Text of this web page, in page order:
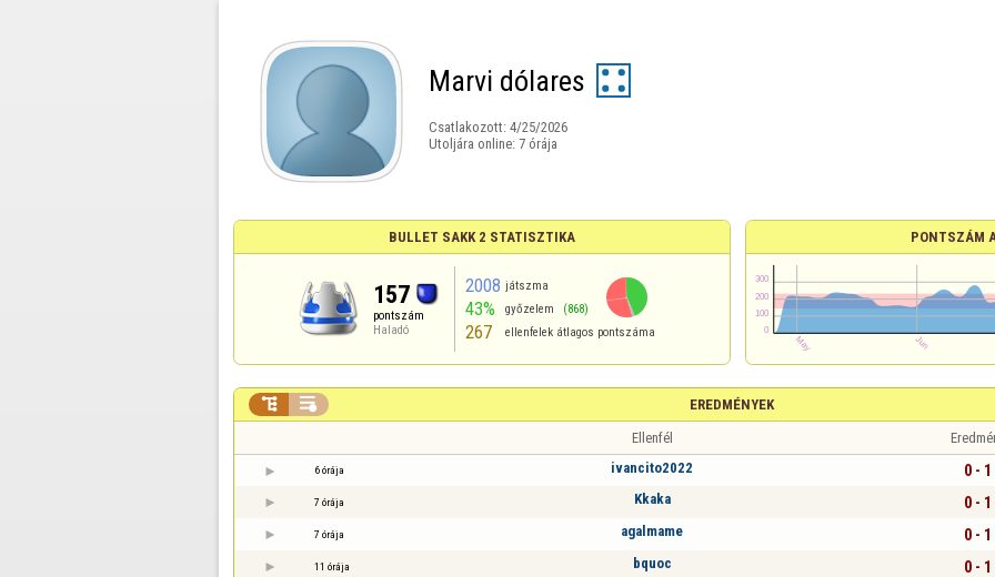
Marvi dólares
Csatlakozott: 4/25/2026
Utoljára online: 7 órája
BULLET SAKK 2 STATISZTIKA
157
pontszám
Haladó
2008 játszma
43% győzelem (868)
267 ellenfelek átlagos pontszáma
PONTSZÁM
EREDMÉNYEK
 
Ellenfél
6 órája ivancito2022 0 - 1
7 órája Kkaka 0 - 1
7 órája agalmame 0 - 1
11 órája bquoc 0 - 1